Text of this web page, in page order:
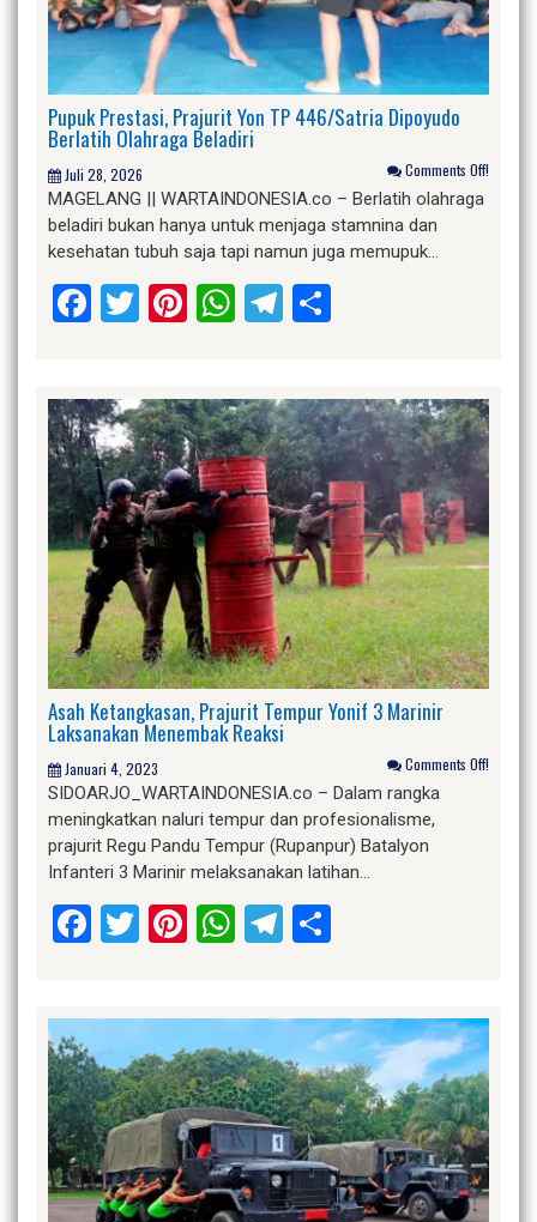
Pupuk Prestasi, Prajurit Yon TP 446/Satria Dipoyudo
Berlatih Olahraga Beladiri
Juli 28, 2026 Comments Off!
MAGELANG || WARTAINDONESIA.co – Berlatih olahraga
beladiri bukan hanya untuk menjaga stamnina dan
kesehatan tubuh saja tapi namun juga memupuk…
Facebook
Twitter
Pinterest
WhatsApp
Telegram
Asah Ketangkasan, Prajurit Tempur Yonif 3 Marinir
Laksanakan Menembak Reaksi
Januari 4, 2023 Comments Off!
SIDOARJO_WARTAINDONESIA.co – Dalam rangka
meningkatkan naluri tempur dan profesionalisme,
prajurit Regu Pandu Tempur (Rupanpur) Batalyon
Infanteri 3 Marinir melaksanakan latihan…
Facebook
Twitter
Pinterest
WhatsApp
Telegram